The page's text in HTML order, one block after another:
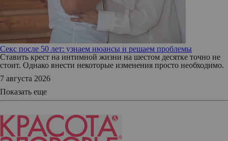
Секс после 50 лет: узнаем нюансы и решаем проблемы
Ставить крест на интимной жизни на шестом десятке точно не
стоит. Однако внести некоторые изменения просто необходимо.
7 августа 2026
Показать еще